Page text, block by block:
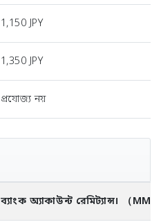
1,150 JPY
1,350 JPY
প্রযোজ্য নয়
ব্যাংক অ্যাকাউন্ট রেমিট্যান্স। （MMK